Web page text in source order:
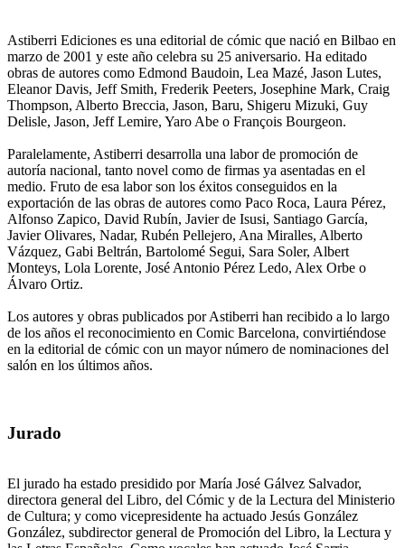
Astiberri Ediciones es una editorial de cómic que nació en Bilbao en
marzo de 2001 y este año celebra su 25 aniversario. Ha editado
obras de autores como Edmond Baudoin, Lea Mazé, Jason Lutes,
Eleanor Davis, Jeff Smith, Frederik Peeters, Josephine Mark, Craig
Thompson, Alberto Breccia, Jason, Baru, Shigeru Mizuki, Guy
Delisle, Jason, Jeff Lemire, Yaro Abe o François Bourgeon.
Paralelamente, Astiberri desarrolla una labor de promoción de
autoría nacional, tanto novel como de firmas ya asentadas en el
medio. Fruto de esa labor son los éxitos conseguidos en la
exportación de las obras de autores como Paco Roca, Laura Pérez,
Alfonso Zapico, David Rubín, Javier de Isusi, Santiago García,
Javier Olivares, Nadar, Rubén Pellejero, Ana Miralles, Alberto
Vázquez, Gabi Beltrán, Bartolomé Segui, Sara Soler, Albert
Monteys, Lola Lorente, José Antonio Pérez Ledo, Alex Orbe o
Álvaro Ortiz.
Los autores y obras publicados por Astiberri han recibido a lo largo
de los años el reconocimiento en Comic Barcelona, convirtiéndose
en la editorial de cómic con un mayor número de nominaciones del
salón en los últimos años.
Jurado
El jurado ha estado presidido por María José Gálvez Salvador,
directora general del Libro, del Cómic y de la Lectura del Ministerio
de Cultura; y como vicepresidente ha actuado Jesús González
González, subdirector general de Promoción del Libro, la Lectura y